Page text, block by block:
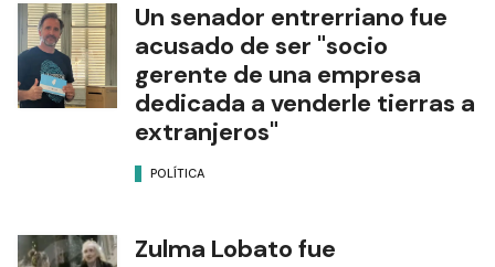
Un senador entrerriano fue
acusado de ser "socio
gerente de una empresa
dedicada a venderle tierras a
extranjeros"
POLÍTICA
Zulma Lobato fue